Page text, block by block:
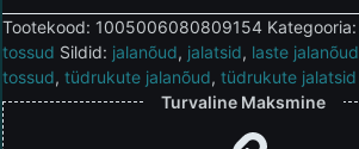
Tootekood: 1005006080809154 Kategooria:
tossud Sildid: jalanõud, jalatsid, laste jalanõud
tossud, tüdrukute jalanõud, tüdrukute jalatsid
Turvaline Maksmine